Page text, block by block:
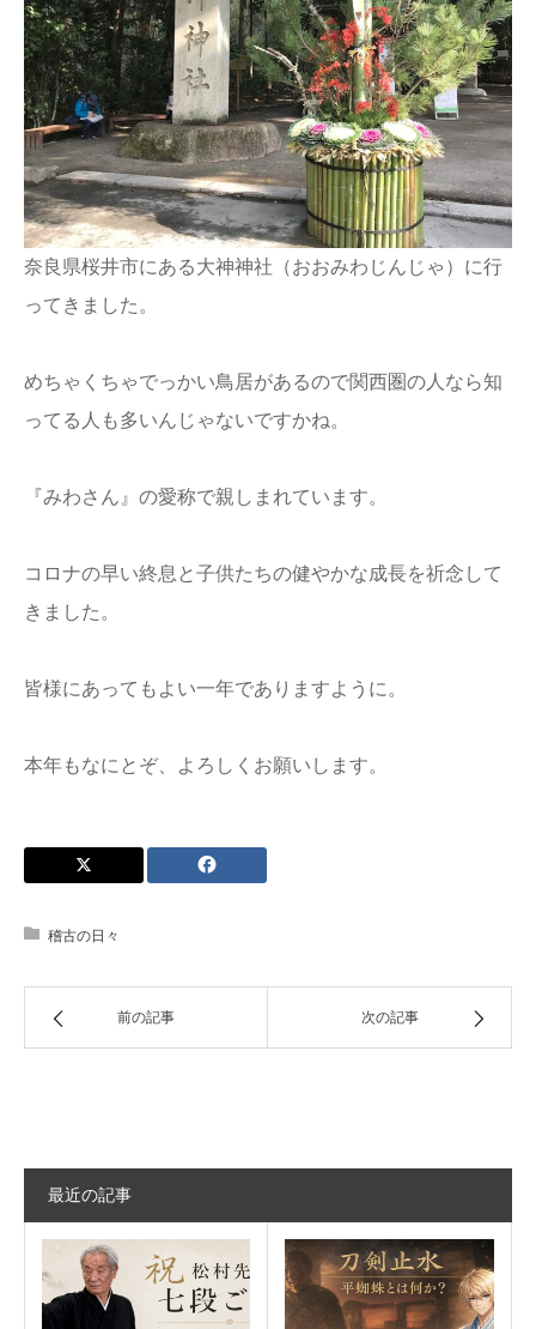
奈良県桜井市にある大神神社（おおみわじんじゃ）に行
ってきました。
めちゃくちゃでっかい鳥居があるので関西圏の人なら知
ってる人も多いんじゃないですかね。
『みわさん』の愛称で親しまれています。
コロナの早い終息と子供たちの健やかな成長を祈念して
きました。
皆様にあってもよい一年でありますように。
本年もなにとぞ、よろしくお願いします。
稽古の日々
前の記事 次の記事
最近の記事